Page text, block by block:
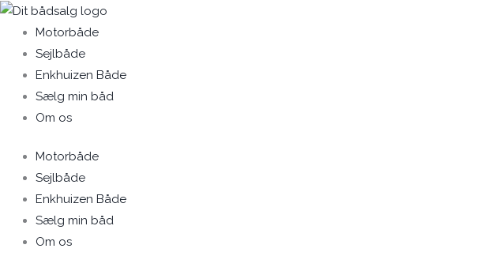
Gå
indholdet
Motorbåde
Sejlbåde
Enkhuizen Både
Sælg min båd
Om os
Motorbåde
Sejlbåde
Enkhuizen Både
Sælg min båd
Om os